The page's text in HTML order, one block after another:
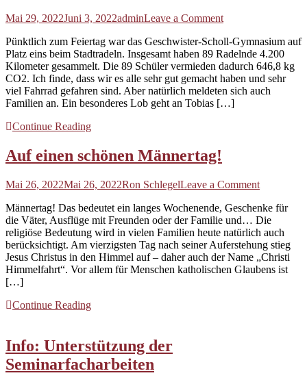
Mai 29, 2022Juni 3, 2022adminLeave a Commenton
zum
Stadtradeln
Pünktlich zum Feiertag war das Geschwister-Scholl-Gymnasium auf
Platz eins beim Stadtradeln. Insgesamt haben 89 Radelnde 4.200
Kilometer gesammelt. Die 89 Schüler vermieden dadurch 646,8 kg
CO2. Ich finde, dass wir es alle sehr gut gemacht haben und sehr
viel Fahrrad gefahren sind. Aber natürlich meldeten sich auch
Familien an. Ein besonderes Lob geht an Tobias […]
Continue Reading
Auf einen schönen Männertag!
Mai 26, 2022Mai 26, 2022Ron SchlegelLeave a Commenton
einen
schönen
Männertag! Das bedeutet ein langes Wochenende, Geschenke für
die Väter, Ausflüge mit Freunden oder der Familie und… Die
religiöse Bedeutung wird in vielen Familien heute natürlich auch
berücksichtigt. Am vierzigsten Tag nach seiner Auferstehung stieg
Jesus Christus in den Himmel auf – daher auch der Name „Christi
Himmelfahrt“. Vor allem für Menschen katholischen Glaubens ist
[…]
Continue Reading
Info: Unterstützung der
Seminarfacharbeiten